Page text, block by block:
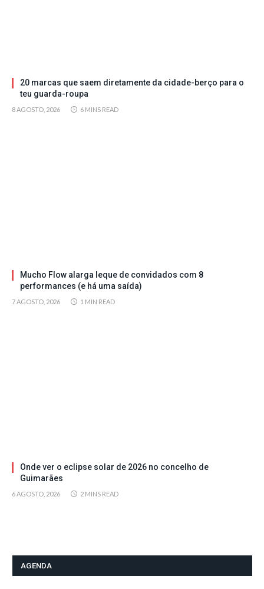
20 marcas que saem diretamente da cidade-berço para o
teu guarda-roupa
8 AGOSTO, 2026 6 MINS READ
Mucho Flow alarga leque de convidados com 8
performances (e há uma saída)
7 AGOSTO, 2026 1 MIN READ
Onde ver o eclipse solar de 2026 no concelho de
Guimarães
6 AGOSTO, 2026 2 MINS READ
AGENDA